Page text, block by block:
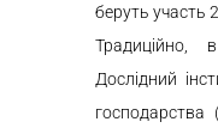
беруть участь
Традиційно,
Дослідний